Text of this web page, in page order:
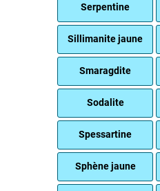
Serpentine
Sillimanite jaune
Smaragdite
Sodalite
Spessartine
Sphène jaune